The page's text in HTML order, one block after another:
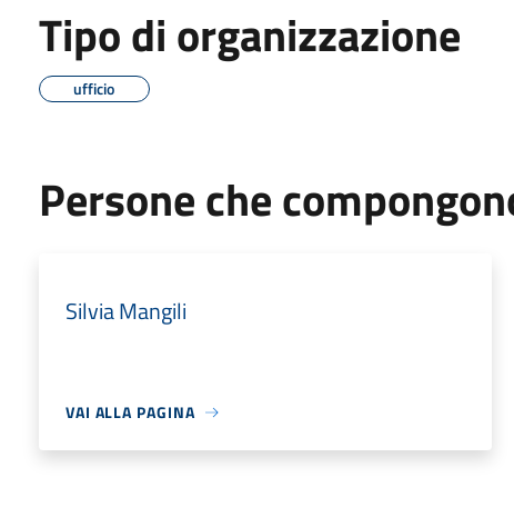
Tipo di organizzazione
ufficio
Persone che
Silvia Mangili
VAI ALLA PAGINA